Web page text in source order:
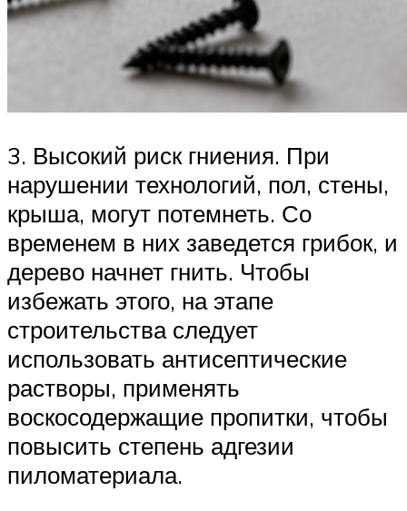
3. Высокий риск гниения. При
нарушении технологий, пол, стены,
крыша, могут потемнеть. Со
временем в них заведется грибок, и
дерево начнет гнить. Чтобы
избежать этого, на этапе
строительства следует
использовать антисептические
растворы, применять
воскосодержащие пропитки, чтобы
повысить степень адгезии
пиломатериала.